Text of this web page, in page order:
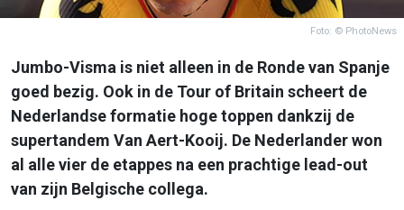
Foto: © PhotoNews
Jumbo-Visma is niet alleen in de Ronde van Spanje
goed bezig. Ook in de Tour of Britain scheert de
Nederlandse formatie hoge toppen dankzij de
supertandem Van Aert-Kooij. De Nederlander won
al alle vier de etappes na een prachtige lead-out
van zijn Belgische collega.